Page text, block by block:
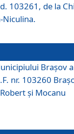
103261, de la
Niculina.
Braşov a
nr. 103260
și Mocanu